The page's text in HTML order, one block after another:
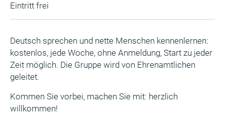
Eintritt frei
Deutsch sprechen und nette Menschen kennenlernen:
kostenlos, jede Woche, ohne Anmeldung, Start zu jeder
Zeit möglich. Die Gruppe wird von Ehrenamtlichen
geleitet.
Kommen Sie vorbei, machen Sie mit: herzlich
willkommen!